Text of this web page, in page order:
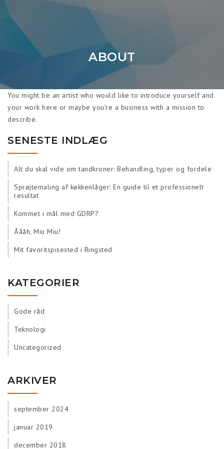
ABOUT
You might be an artist who would like to introduce yourself and
your work here or maybe you’re a business with a mission to
describe.
SENESTE INDLÆG
Alt du skal vide om tandkroner: Behandling, typer og fordele
Sprøjtemaling af køkkenlåger: En guide til et professionelt
resultat
Kommet i mål med GDRP?
Åååh, Miu Miu!
Mit favoritspisested i Ringsted
KATEGORIER
Gode råd
Teknologi
Uncategorized
ARKIVER
september 2024
januar 2019
december 2018